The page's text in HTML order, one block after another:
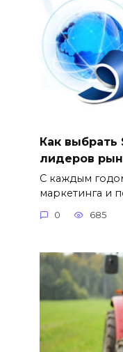
Как выбрать
лидеров
С каждым
маркетинга и
0 685